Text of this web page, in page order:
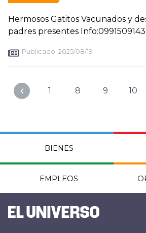
Hermosos Gatitos Vacunados y
padres presentes Info:0991509143.
Publicado: 2025/08/19
1 8 9 10
BIENES
EMPLEOS